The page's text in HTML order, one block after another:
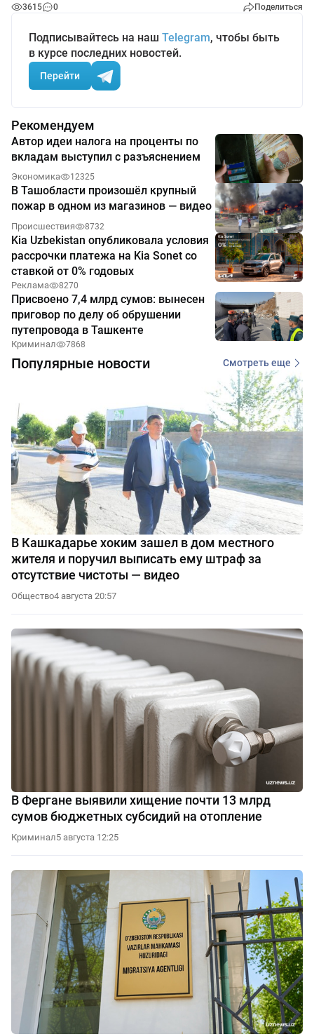
3615 0 Поделиться
Подписывайтесь на наш Telegram, чтобы быть
в курсе последних новостей.
Перейти
Рекомендуем
Автор идеи налога на проценты по
вкладам выступил с разъяснением
Экономика 12325
В Ташобласти произошёл крупный
пожар в одном из магазинов — видео
Происшествия 8732
Kia Uzbekistan опубликовала условия
рассрочки платежа на Kia Sonet со
ставкой от 0% годовых
Реклама 8270
Присвоено 7,4 млрд сумов: вынесен
приговор по делу об обрушении
путепровода в Ташкенте
Криминал 7868
Популярные новости Смотреть еще
В Кашкадарье хоким зашел в дом местного
жителя и поручил выписать ему штраф за
отсутствие чистоты — видео
Общество4 августа 20:57
В Фергане выявили хищение почти 13 млрд
сумов бюджетных субсидий на отопление
Криминал5 августа 12:25